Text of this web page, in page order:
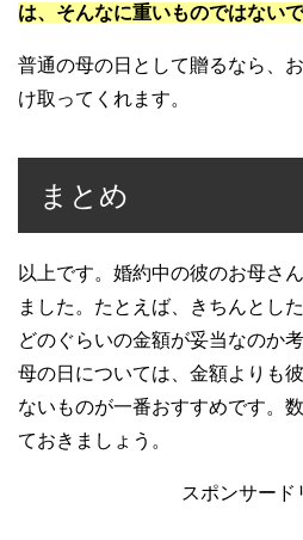
は、そんなに重いものではないで
普通の母の日として贈るなら、
け取ってくれます。
まとめ
以上です。婚約中の彼のお母さ
ました。たとえば、きちんとし
どのぐらいの金額が妥当なのか
母の日については、金額よりも
ないものが一番おすすめです。
ておきましょう。
スポンサード